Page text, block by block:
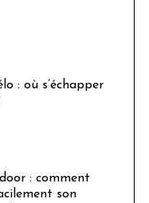
: où s’échapper
: comment
son